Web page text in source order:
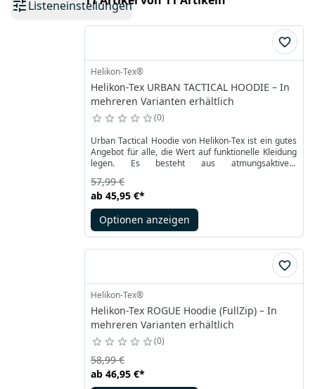
Listeneinstellungen
Helikon-Tex®
Helikon-Tex URBAN TACTICAL HOODIE – In
mehreren Varianten erhältlich
0
Urban Tactical Hoodie von Helikon-Tex ist ein gutes
Angebot für alle, die Wert auf funktionelle Kleidung
legen. Es besteht aus atmungsaktivem
sorgt für den Komfort.
ab 45,95 €*
57,99 €
Optionen anzeigen
Helikon-Tex®
Helikon-Tex ROGUE Hoodie (FullZip) – In
mehreren Varianten erhältlich
0
ab 46,95 €*
58,99 €